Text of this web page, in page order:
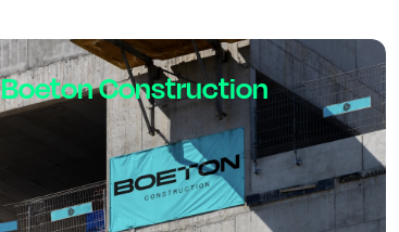
Boeton Construction